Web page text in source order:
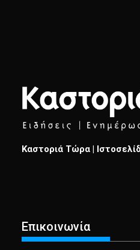
Καστοριά Τώρα |
Επικοινωνία